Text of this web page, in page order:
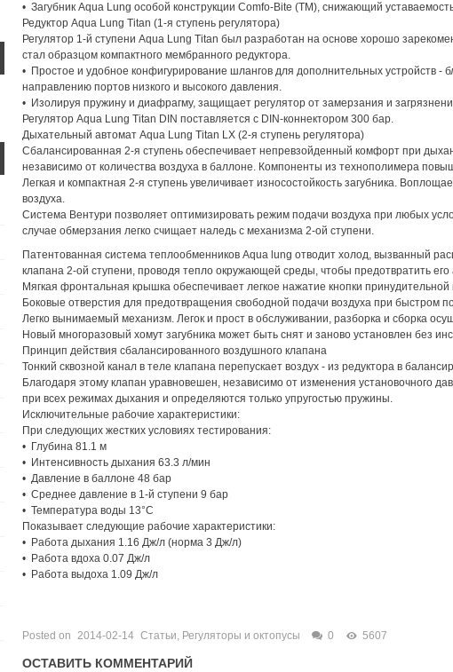
• Загубник Aqua Lung особой конструкции Comfo-Bite (TM), снижающий
Редуктор Aqua Lung Titan (1-я ступень регулятора)
Регулятор 1-й ступени Aqua Lung Titan был разработан на основе хорошо
стал образцом компактного мембранного редуктора.
• Простое и удобное конфигурирование шлангов для дополнительных устройств -
направлению портов низкого и высокого давления.
• Изолируя пружину и диафрагму, защищает регулятор от замерзания и
Регулятор Aqua Lung Titan DIN поставляется с DIN-коннектором 300 бар.
Дыхательный автомат Aqua Lung Titan LX (2-я ступень регулятора)
Сбалансированная 2-я ступень обеспечивает непревзойденный комфорт при
независимо от количества воздуха в баллоне. Компоненты из технополимера
Легкая и компактная 2-я ступень увеличивает износостойкость загубника.
воздуха.
Система Вентури позволяет оптимизировать режим подачи воздуха при любых
случае обмерзания легко счищает наледь с механизма 2-ой ступени.
Патентованная система теплообменников Aqua lung отводит холод, вызванный
клапана 2-ой ступени, проводя тепло окружающей среды, чтобы предотвратить
Мягкая фронтальная крышка обеспечивает легкое нажатие кнопки
Боковые отверстия для предотвращения свободной подачи воздуха при быстром
Легко вынимаемый механизм. Легок и прост в обслуживании, разборка и сборка
Новый многоразовый хомут загубника может быть снят и заново установлен без
Принцип действия сбалансированного воздушного клапана
Тонкий сквозной канал в теле клапана перепускает воздух - из редуктора в
Благодаря этому клапан уравновешен, независимо от изменения установочного
при всех режимах дыхания и определяются только упругостью пружины.
Исключительные рабочие характеристики:
При следующих жестких условиях тестирования:
• Глубина 81.1 м
• Интенсивность дыхания 63.3 л/мин
• Давление в баллоне 48 бар
• Среднее давление в 1-й ступени 9 бар
• Температура воды 13°С
Показывает следующие рабочие характеристики:
• Работа дыхания 1.16 Дж/л (норма 3 Дж/л)
• Работа вдоха 0.07 Дж/л
• Работа выдоха 1.09 Дж/л
Posted on 2014-02-14 Статьи, Регуляторы и октопусы 0 5607
ОСТАВИТЬ КОММЕНТАРИЙ